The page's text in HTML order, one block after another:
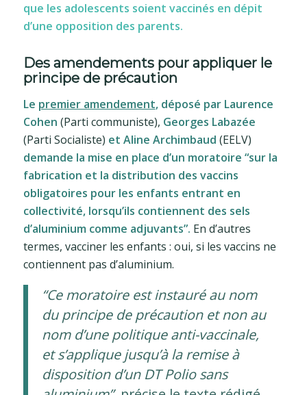
que les adolescents soient vaccinés en dépit
d’une opposition des parents.
Des amendements pour appliquer le
principe de précaution
Le premier amendement, déposé par Laurence
Cohen (Parti communiste), Georges Labazée
(Parti Socialiste) et Aline Archimbaud (EELV)
demande la mise en place d’un moratoire “sur la
fabrication et la distribution des vaccins
obligatoires pour les enfants entrant en
collectivité, lorsqu’ils contiennent des sels
d’aluminium comme adjuvants”. En d’autres
termes, vacciner les enfants : oui, si les vaccins ne
contiennent pas d’aluminium.
“Ce moratoire est instauré au nom
du principe de précaution et non au
nom d’une politique anti-vaccinale,
et s’applique jusqu’à la remise à
disposition d’un DT Polio sans